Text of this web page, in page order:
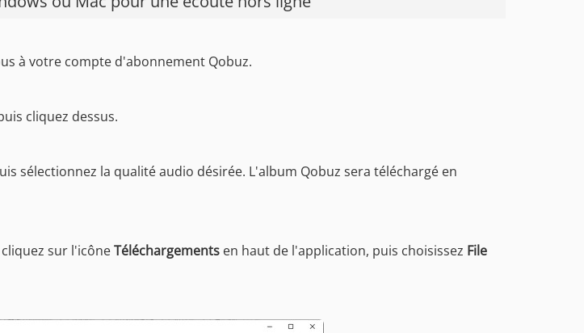
à votre compte d'abonnement Qobuz.
cliquez dessus.
sélectionnez la qualité audio désirée. L'album Qobuz sera téléchargé en
sur l'icôneTéléchargements en haut de l'application, puis choisissez File